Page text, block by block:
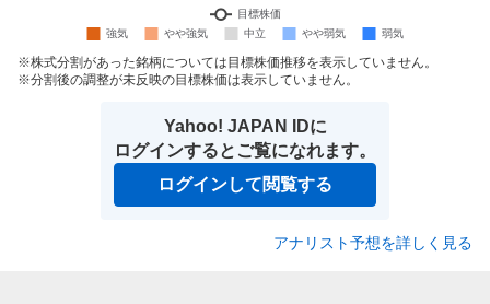
株式分割があった銘柄については目標株価推移を表示していません。
分割後の調整が未反映の目標株価は表示していません。
Yahoo! JAPAN IDに
ログインするとご覧になれます。
ログインして閲覧する
アナリスト予想を詳しく見る